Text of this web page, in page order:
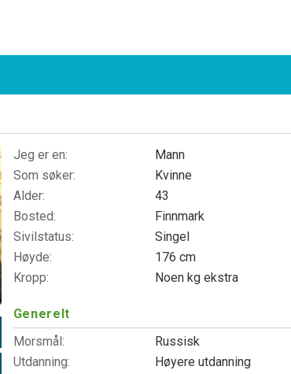
Jeg er en:
Mann
Som søker:
Kvinne
Alder:
43
Bosted:
Finnmark
Sivilstatus:
Singel
Høyde:
176 cm
Kropp:
Noen kg ekstra
Generelt
Morsmål:
Russisk
Utdanning:
Høyere utdanning